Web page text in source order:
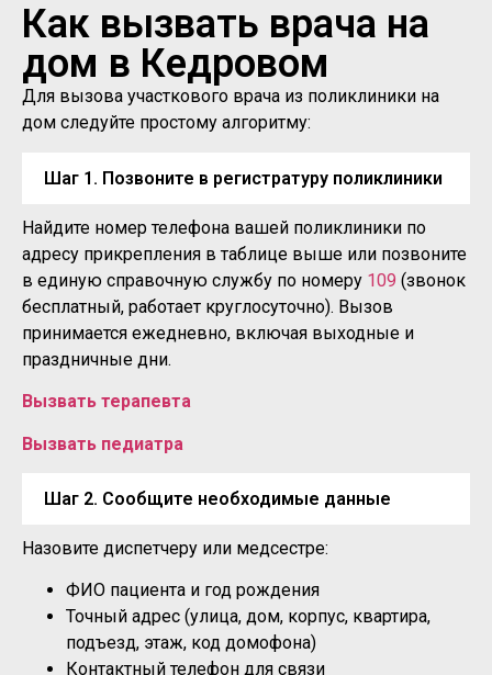
Как вызвать врача на
дом в Кедровом
Для вызова участкового врача из поликлиники на
дом следуйте простому алгоритму:
Шаг 1. Позвоните в регистратуру поликлиники
Найдите номер телефона вашей поликлиники по
адресу прикрепления в таблице выше или позвоните
в единую справочную службу по номеру 109 (звонок
бесплатный, работает круглосуточно). Вызов
принимается ежедневно, включая выходные и
праздничные дни.
Вызвать терапевта
Вызвать педиатра
Шаг 2. Сообщите необходимые данные
Назовите диспетчеру или медсестре:
ФИО пациента и год рождения
Точный адрес (улица, дом, корпус, квартира,
подъезд, этаж, код домофона)
Контактный телефон для связи